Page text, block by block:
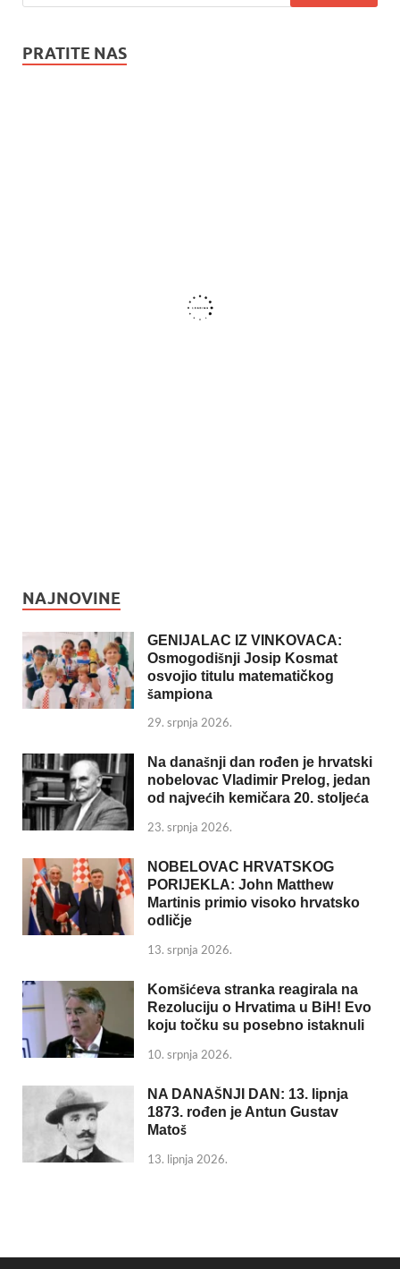
PRATITE NAS
NAJNOVINE
GENIJALAC IZ VINKOVACA:
Osmogodišnji Josip Kosmat
osvojio titulu matematičkog
šampiona
29. srpnja 2026.
Na današnji dan rođen je hrvatski
nobelovac Vladimir Prelog, jedan
od najvećih kemičara 20. stoljeća
23. srpnja 2026.
NOBELOVAC HRVATSKOG
PORIJEKLA: John Matthew
Martinis primio visoko hrvatsko
odličje
13. srpnja 2026.
Komšićeva stranka reagirala na
Rezoluciju o Hrvatima u BiH! Evo
koju točku su posebno istaknuli
10. srpnja 2026.
NA DANAŠNJI DAN: 13. lipnja
1873. rođen je Antun Gustav
Matoš
13. lipnja 2026.